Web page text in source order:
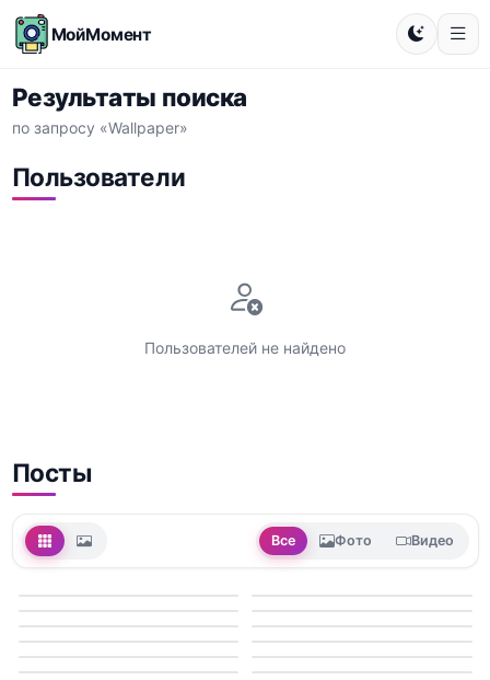
МойМомент
Результаты поиска
по запросу «Wallpaper»
Пользователи
Пользователей не найдено
Посты
Все Фото Видео